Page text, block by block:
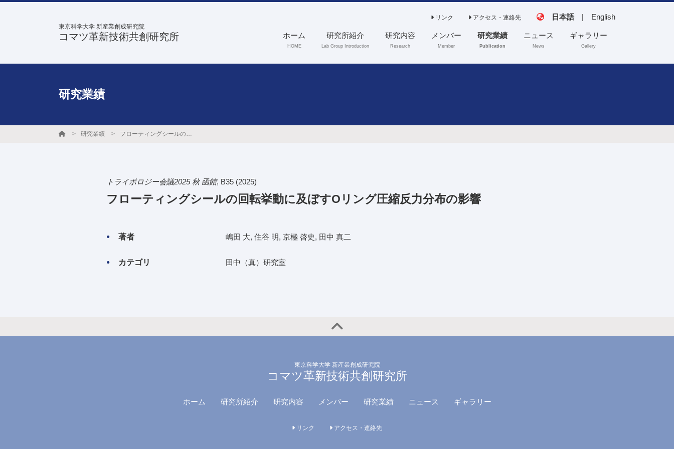
東京科学大学 新産業創成研究院
コマツ革新技術共創研究所
リンク アクセス・連絡先 日本語 | English
ホーム
HOME
研究所紹介
Lab Group Introduction
研究内容
Research
メンバー
Member
研究業績
Publication
ニュース
News
ギャラリー
Gallery
研究業績
研究業績 フローティングシールの回転挙動に及ぼすOリング圧縮反力分布の影響
トライボロジー会議2025 秋 函館, B35 (2025)
フローティングシールの回転挙動に及ぼすOリング圧縮反力分布の影響
著者 嶋田 大, 住谷 明, 京極 啓史, 田中 真二
カテゴリ 田中（真）研究室
東京科学大学 新産業創成研究院
コマツ革新技術共創研究所
ホーム 研究所紹介 研究内容 メンバー 研究業績 ニュース ギャラリー
リンク アクセス・連絡先